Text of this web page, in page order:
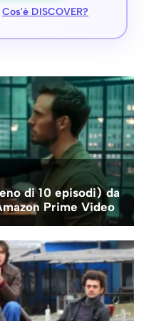
Cos'è DISCOVER?